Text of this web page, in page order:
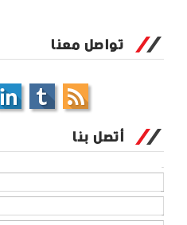
تواصل معنا
أتصل بنا